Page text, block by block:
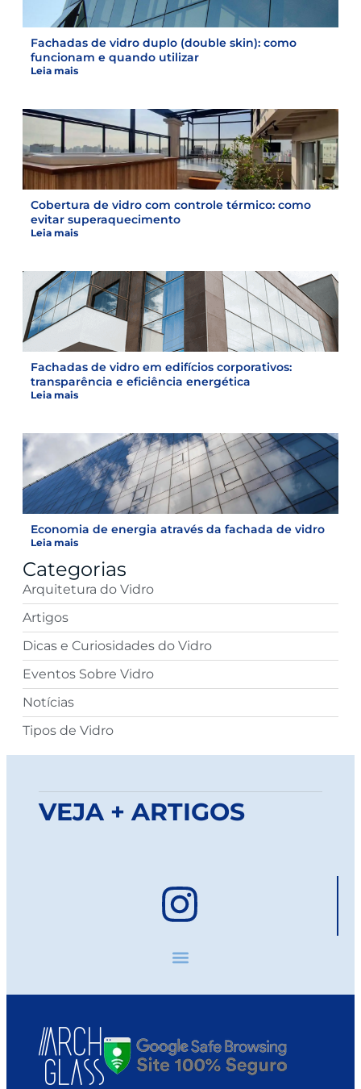
Fachadas de vidro duplo (double skin): como
funcionam e quando utilizar
Leia mais
Cobertura de vidro com controle térmico: como
evitar superaquecimento
Leia mais
Fachadas de vidro em edifícios corporativos:
transparência e eficiência energética
Leia mais
Economia de energia através da fachada de vidro
Leia mais
Categorias
Arquitetura do Vidro
Artigos
Dicas e Curiosidades do Vidro
Eventos Sobre Vidro
Notícias
Tipos de Vidro
VEJA + ARTIGOS